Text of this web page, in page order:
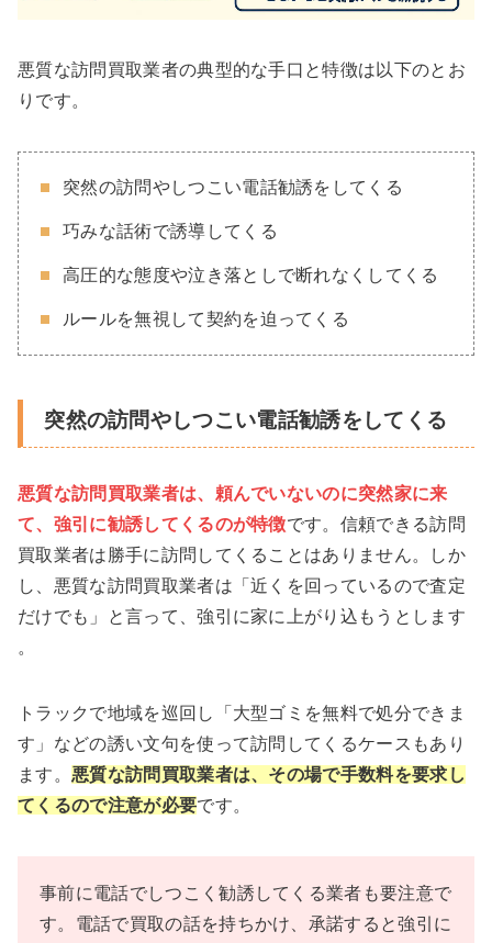
悪質な訪問買取業者の典型的な手口と特徴は以下のとお
りです。
突然の訪問やしつこい電話勧誘をしてくる
巧みな話術で誘導してくる
高圧的な態度や泣き落としで断れなくしてくる
ルールを無視して契約を迫ってくる
突然の訪問やしつこい電話勧誘をしてくる
悪質な訪問買取業者は、頼んでいないのに突然家に来
て、強引に勧誘してくるのが特徴です。信頼できる訪問
買取業者は勝手に訪問してくることはありません。しか
し、悪質な訪問買取業者は「近くを回っているので査定
だけでも」と言って、強引に家に上がり込もうとします​
。
トラックで地域を巡回し「大型ゴミを無料で処分できま
す」などの誘い文句を使って訪問してくるケースもあり
ます。 悪質な訪問買取業者は、その場で手数料を要求し
てくるので注意が必要です。
事前に電話でしつこく勧誘してくる業者も要注意で
す。電話で買取の話を持ちかけ、承諾すると強引に